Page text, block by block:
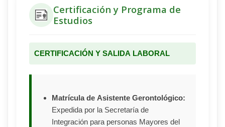
Certificación y Programa de
Estudios
CERTIFICACIÓN Y SALIDA LABORAL
Matrícula de Asistente Gerontológico:
Expedida por la Secretaría de
Integración para personas Mayores del